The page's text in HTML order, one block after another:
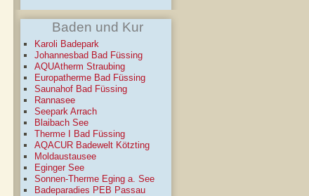
Baden und Kur
Karoli Badepark
Johannesbad Bad Füssing
AQUAtherm Straubing
Europatherme Bad Füssing
Saunahof Bad Füssing
Rannasee
Seepark Arrach
Blaibach See
Therme I Bad Füssing
AQACUR Badewelt Kötzting
Moldaustausee
Eginger See
Sonnen-Therme Eging a. See
Badeparadies PEB Passau